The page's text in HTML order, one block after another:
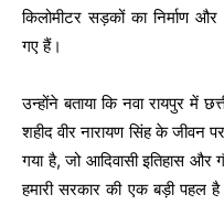
किलोमीटर सड़कों का निर्माण
गए हैं।
उन्होंने बताया कि नवा रायपुर में
शहीद वीर नारायण सिंह के जीवन
गया है, जो आदिवासी इतिहास और
हमारी सरकार की एक बड़ी पहल